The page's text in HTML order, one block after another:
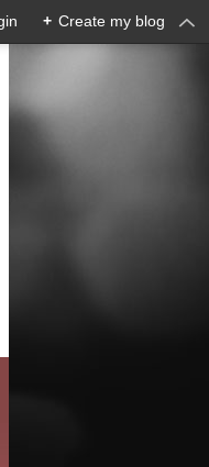
+ Create my blog